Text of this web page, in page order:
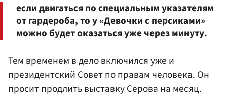
если двигаться по специальным указателям
от гардероба, то у «Девочки с персиками»
можно будет оказаться уже через минуту.
Тем временем в дело включился уже и
президентский Совет по правам человека. Он
просит продлить выставку Серова на месяц.